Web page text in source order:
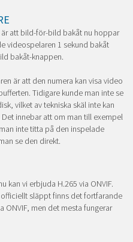
att bild-för-bild bakåt nu hoppar
videospelaren 1 sekund bakåt
bakåt-knappen.
är att den numera kan visa video
Tidigare kunde man inte se
vilket av tekniska skäl inte kan
innebar att om man till exempel
inte titta på den inspelade
se den direkt.
kan vi erbjuda H.265 via ONVIF.
officiellt släppt finns det fortfarande
ONVIF, men det mesta fungerar